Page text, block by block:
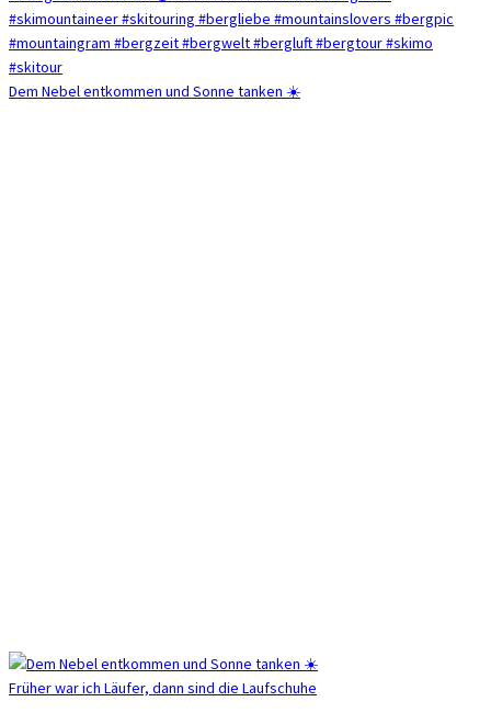
Dem Nebel entkommen und Sonne tanken ☀️
Früher war ich Läufer, dann sind die Laufschuhe